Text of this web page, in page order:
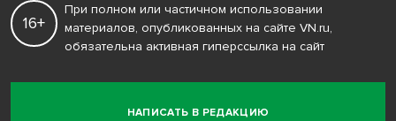
НАПИСАТЬ В РЕДАКЦИЮ
16+
При полном или частичном использовании
материалов, опубликованных на сайте VN.ru,
обязательна активная гиперссылка на сайт